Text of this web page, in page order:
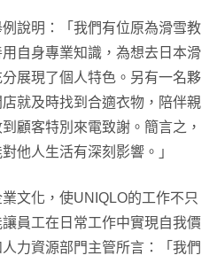
說明：「我們有位原為滑雪教
自身專業知識，為想去日本滑
展現了個人特色。另有一名夥
就及時找到合適衣物，陪伴親
顧客特別來電致謝。簡言之，
他人生活有深刻影響。」
文化，使UNIQLO的工作不只
員工在日常工作中實現自我價
力資源部門主管所言：「我們